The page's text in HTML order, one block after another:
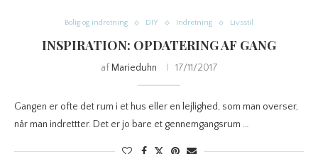
Bolig og indretning DIY Indretning Livsstil
INSPIRATION: OPDATERING AF GANG
af Marieduhn 17/11/2017
Gangen er ofte det rum i et hus eller en lejlighed, som man overser,
når man indrettter. Det er jo bare et gennemgangsrum …